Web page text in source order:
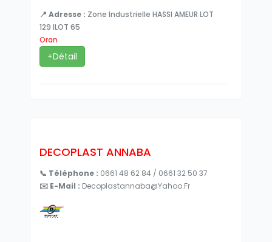
📍 Adresse : Zone Industrielle HASSI AMEUR LOT
129 ILOT 65
Oran
+Détail
DECOPLAST ANNABA
📞 Téléphone : 0661 48 62 84 / 0661 32 50 37
✉️ E-Mail : Decoplastannaba@yahoo.fr